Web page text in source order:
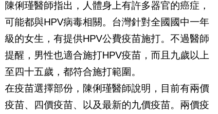
陳俐瑾醫師指出，人體身上有許多器官的癌症，
可能都與HPV病毒相關。台灣針對全國國中一年
級的女生，有提供HPV公費疫苗施打。不過醫師
提醒，男性也適合施打HPV疫苗，而且九歲以上
至四十五歲，都符合施打範圍。
在疫苗選擇部份，陳俐瑾醫師說明，目前有兩價
疫苗、四價疫苗、以及最新的九價疫苗。兩價疫